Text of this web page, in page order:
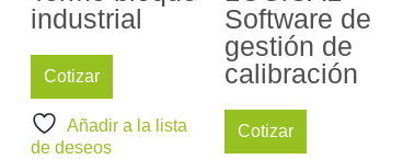
industrial
Cotizar
Añadir a la lista
de deseos
Software de
gestión de
calibración
Cotizar